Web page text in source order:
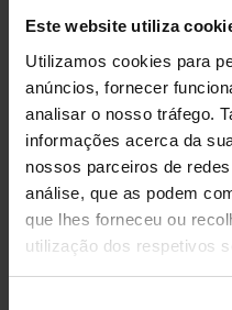
Este website utiliza
Utilizamos cookies para
anúncios, fornecer
analisar o nosso tráfego.
informações acerca da
nossos parceiros de
análise, que as podem
que lhes forneceu ou
utilização dos respetivos